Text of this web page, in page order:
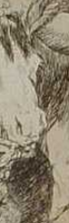
1799, aiguafort
Caprichos
i sabia les